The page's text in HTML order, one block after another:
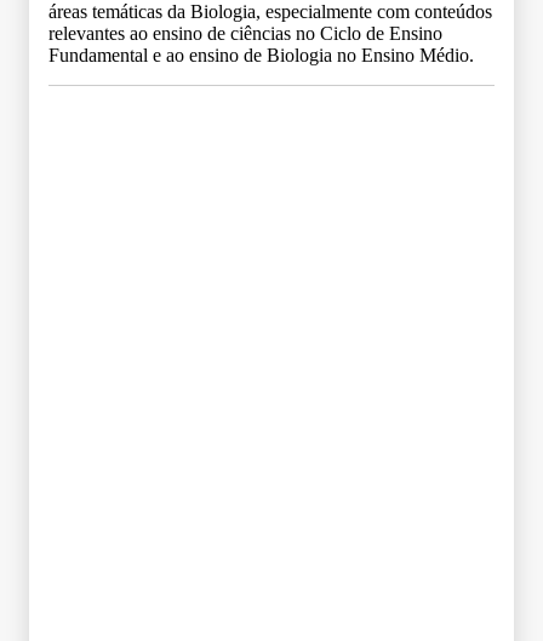
áreas temáticas da Biologia, especialmente com conteúdos
relevantes ao ensino de ciências no Ciclo de Ensino
Fundamental e ao ensino de Biologia no Ensino Médio.